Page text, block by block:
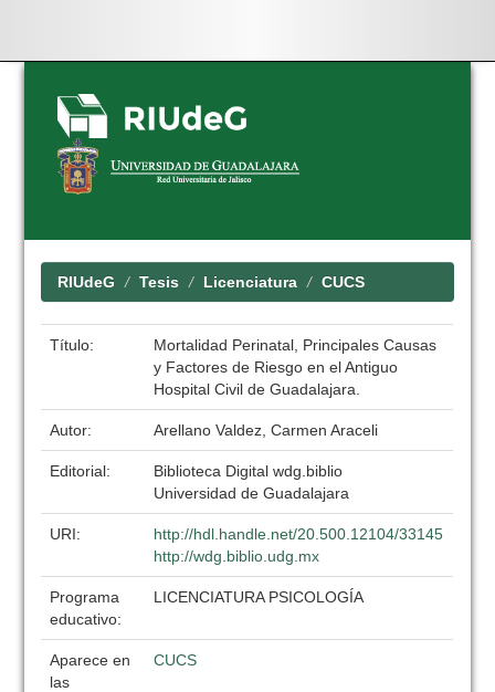
Skip
navigation
RIUdeG Tesis Licenciatura CUCS
Título:
Mortalidad Perinatal, Principales Causas
y Factores de Riesgo en el Antiguo
Hospital Civil de Guadalajara.
Autor: Arellano Valdez, Carmen Araceli
Editorial:
Biblioteca Digital wdg.biblio
Universidad de Guadalajara
URI:
http://hdl.handle.net/20.500.12104/33145
http://wdg.biblio.udg.mx
Programa
educativo:
LICENCIATURA PSICOLOGÍA
Aparece en
las
CUCS